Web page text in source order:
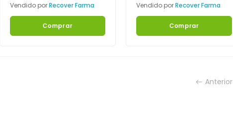
Vendido por Recover Farma
Comprar
Vendido porRecover Farma
Comprar
Anterior